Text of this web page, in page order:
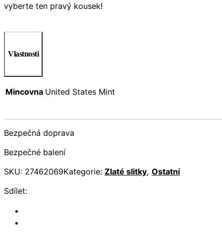
vyberte ten pravý kousek!
Vlastnosti
Mincovna United States Mint
Bezpečná doprava
Bezpečné balení
SKU: 27462069Kategorie: Zlaté slitky, Ostatní
Sdílet: